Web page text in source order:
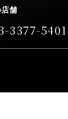
舗
3377-5401